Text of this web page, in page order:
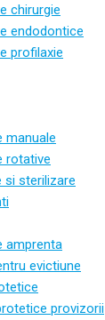
chirurgie
endodontice
profilaxie
manuale
rotative
si sterilizare
amprenta
evictiune
provizorii